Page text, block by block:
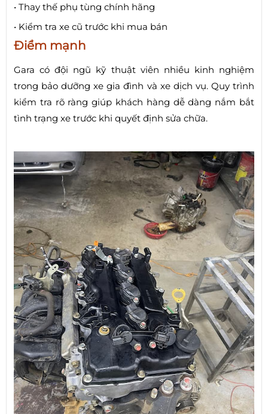
• Thay thế phụ tùng chính hãng
• Kiểm tra xe cũ trước khi mua bán
Điểm mạnh
Gara có đội ngũ kỹ thuật viên nhiều kinh nghiệm
trong bảo dưỡng xe gia đình và xe dịch vụ. Quy trình
kiểm tra rõ ràng giúp khách hàng dễ dàng nắm bắt
tình trạng xe trước khi quyết định sửa chữa.